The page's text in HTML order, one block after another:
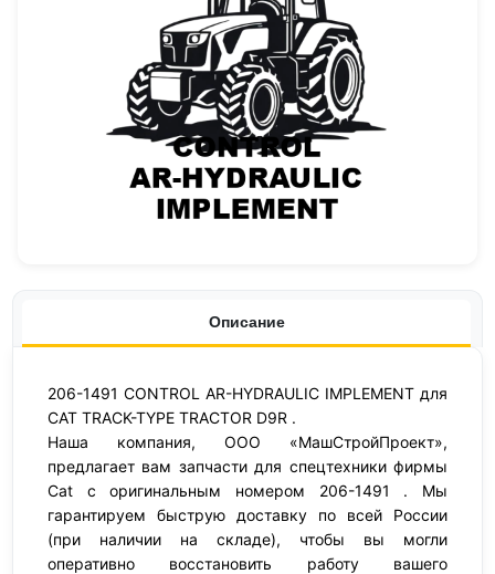
Описание
206-1491 CONTROL AR-HYDRAULIC IMPLEMENT для
CAT TRACK-TYPE TRACTOR D9R .
Наша компания, ООО «МашСтройПроект»,
предлагает вам запчасти для спецтехники фирмы
Cat с оригинальным номером 206-1491 . Мы
гарантируем быструю доставку по всей России
(при наличии на складе), чтобы вы могли
оперативно восстановить работу вашего